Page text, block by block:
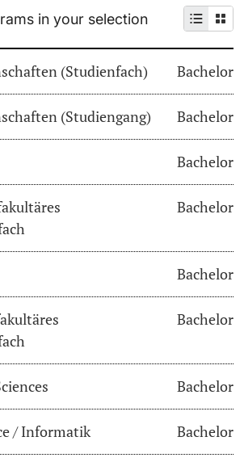
PhD Candidates
Donors & Alumni
Lecturers
& Get a Taste
Center
in your selection
(Studienfach) Bachelor
(Studiengang) Bachelor
Bachelor
Bachelor
Bachelor
Bachelor
Bachelor
/ Informatik Bachelor